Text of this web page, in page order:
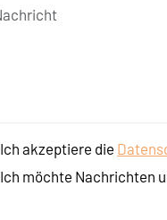
Ich akzeptiere die
Ich möchte Nachrichten